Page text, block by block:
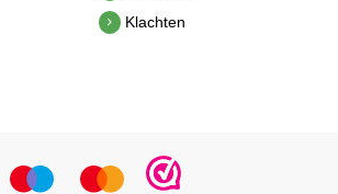
Klachten